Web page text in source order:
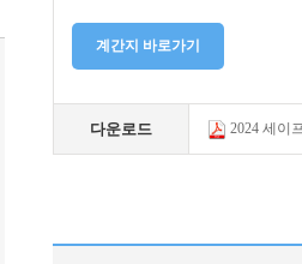
계간지 바로가기
다운로드 2024 세이